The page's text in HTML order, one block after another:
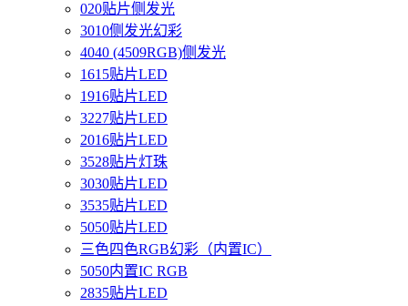
020贴片侧发光
3010侧发光幻彩
4040 (4509RGB)侧发光
1615贴片LED
1916贴片LED
3227贴片LED
2016贴片LED
3528贴片灯珠
3030贴片LED
3535贴片LED
5050贴片LED
三色四色RGB幻彩（内置IC）
5050内置IC RGB
2835贴片LED